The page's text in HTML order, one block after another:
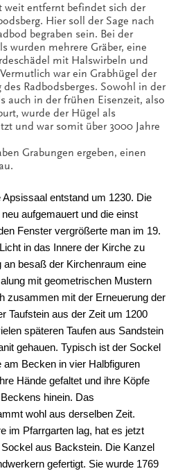
weit entfernt befindet sich der
Hier soll der Sage nach
begraben sein. Bei der
wurden mehrere Gräber, eine
mit Halswirbeln und
war ein Grabhügel der
Radbodsberges. Sowohl in der
auch in der frühen Eisenzeit, also
wurde der Hügel als
und war somit über 3000 Jahre
Grabungen ergeben, einen
entstand um 1230. Die
aufgemauert und die einst
Fenster vergrößerte man im 19.
in das Innere der Kirche zu
an besaß der Kirchenraum eine
mit geometrischen Mustern
zusammen mit der Erneuerung der
Taufstein aus der Zeit um 1200
späteren Taufen aus Sandstein
gehauen. Typisch ist der Sockel
am Becken in vier Halbfiguren
Hände gefaltet und ihre Köpfe
hinein. Das
wohl aus derselben Zeit.
im Pfarrgarten lag, hat es jetzt
aus Backstein. Die Kanzel
gefertigt. Sie wurde 1769